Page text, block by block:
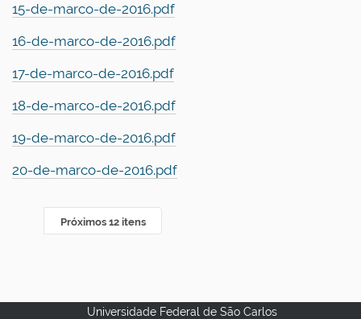
15-de-marco-de-2016.pdf
16-de-marco-de-2016.pdf
17-de-marco-de-2016.pdf
18-de-marco-de-2016.pdf
19-de-marco-de-2016.pdf
20-de-marco-de-2016.pdf
Próximos 12 itens
Universidade Federal de São Carlos